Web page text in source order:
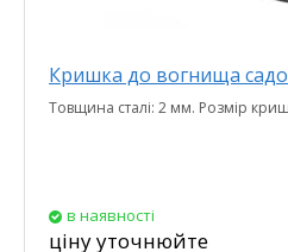
Кришка до вогнища
Товщина сталі: 2 мм. Розмір
в наявності
ціну уточнюйте